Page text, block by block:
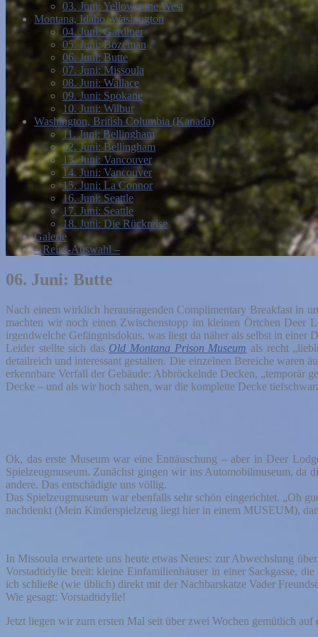
03. Juni: Yellowstone West
Montana, Idaho, Washington
04. Juni: Gardiner
05. Juni: Bozeman
06. Juni: Butte
07. Juni: Missoula
08. Juni: Wallace
09. Juni: Spokane
10. Juni: Wilbur
Washington, British Columbia (Kanada)
11. Juni: Bellingham
12. Juni: Bellingham
13. Juni: Vancouver
14. Juni: Vancouver
15. Juni: La Connor
16. Juni: Seattle
17. Juni: Seattle
18. Juni: Die Rückreise
Galerie
– Reise-Auswahl –
06. Juni: Butte
Nach einem wirklich herausragenden Complimentary Breakfast in
machten wir noch einen Zwischenstopp im kleinen Örtchen Deer
irgendwelche Gefängnisdokus, was liegt da näher als selbst in einer
Leider stellte sich das Old Montana Prison Museum als recht
detailreich und interessant gestalten. Die einzelnen Bereiche waren
erkennbare Verfall der Gebäude: Abbröckelnde Decken, „temporär
Decke – und als wir hoch sahen, war die komplette Decke
Ok, das erste Museum war eine Enttäuschung – aber in Deer
Spielzeugmuseum. Zunächst gingen wir ins Automobilmuseum, da
andere. Das entschädigte uns völlig.
Das Spielzeugmuseum war ebenfalls sehr schön eingerichtet. „Oh
nachdenkt (Mein Kinderspielzeug liegt hier in einem MUSEUM),
In Missoula erwartete uns heute etwas Neues: zur Abwechslung
Vorstadtidylle breit: kleine Einfamilienhäuser in einer Sackgasse,
ich schließe (wie üblich) direkt mit der Nachbarskatze Vader
Wie gesagt: Vorstadtidylle!
Jetzt liegen wir zum ersten Mal seit über zwei Wochen gemütlich